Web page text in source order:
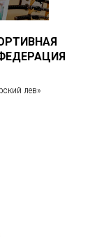
лев»